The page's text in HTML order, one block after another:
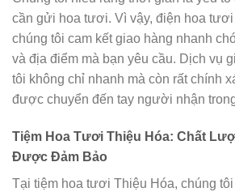
cần gửi hoa tươi. Vì vậy, điện hoa
chúng tôi cam kết giao hàng nhanh
và địa điểm mà bạn yêu cầu. Dịch vụ
tôi không chỉ nhanh mà còn rất chính
được chuyển đến tay người nhận
Tiệm Hoa Tươi Thiệu Hóa: Chất
Được Đảm Bảo
Tại tiệm hoa tươi Thiệu Hóa, chúng